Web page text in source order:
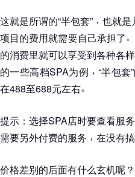
这就是所谓的“半包套” ， 也就是
项目的费用就需要自己承担了。
的消费里就可以享受到各种各
的一些高档SPA为例 ， “半包套”
在488至688元左右。
提示 ： 选择SPA店时要查看服
需要另外付费的服务 ， 在没有
价格差别的后面有什么玄机呢？